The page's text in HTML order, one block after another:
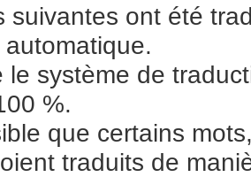
suivantes ont été
le système de
%.
que certains
traduits de